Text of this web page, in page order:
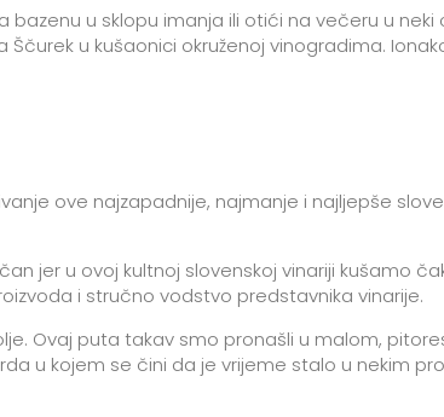
u sklopu imanja ili otići na večeru u neki
u kušaonici okruženoj vinogradima.
ove najzapadnije, najmanje i najljepše
jer u ovoj kultnoj slovenskoj vinariji kušamo
i stručno vodstvo predstavnika vinarije.
Ovaj puta takav smo pronašli u malom,
u kojem se čini da je vrijeme stalo u nekim